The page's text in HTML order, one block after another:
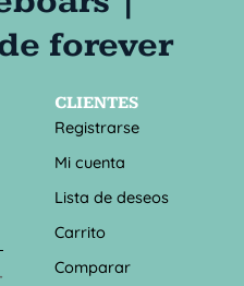
CLIENTES
Registrarse
Mi cuenta
Lista de deseos
Carrito
Comparar